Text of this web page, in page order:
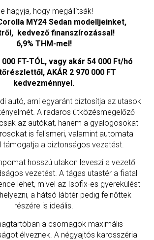
hagyja, hogy megállítsák!
MY24 Sedan modelljeinket,
kedvező finanszírozással!
6,9% THM-mel!
000 FT-TÓL, vagy akár 54 000 Ft/hó
AKÁR 2 970 000 FT
kedvezménnyel.
autó, ami egyaránt biztosítja az utasok
A radaros ütközésmegelőző
az autókat, hanem a gyalogosokat
is felismeri, valamint automata
támogatja a biztonságos vezetést.
hosszú utakon leveszi a vezető
vezetést. A tágas utastér a fiatal
lehet, mivel az Isofix-es gyerekülést
a hátsó lábtér pedig felnőttek
részére is ideális.
a csomagok maximális
élveznek. A négyajtós karosszéria